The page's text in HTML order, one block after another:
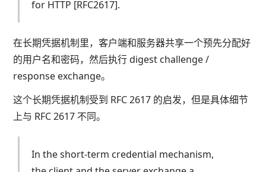
for HTTP [RFC2617].
在长期凭据机制里，客户端和服务器共享一个预先分配好
的用户名和密码，然后执行 digest challenge /
response exchange。
这个长期凭据机制受到 RFC 2617 的启发，但是具体细节
上与 RFC 2617 不同。
In the short-term credential mechanism,